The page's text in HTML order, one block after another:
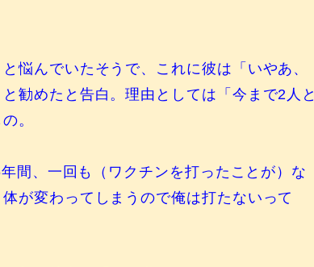
んでいたそうで、これに彼は「いやあ、
勧めたと告白。理由としては「今まで2人と
。
、一回も（ワクチンを打ったことが）な
が変わってしまうので俺は打たないって